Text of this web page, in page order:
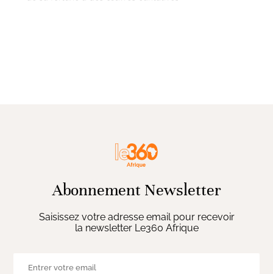
Abonnement Newsletter
Saisissez votre adresse email pour recevoir
la newsletter Le360 Afrique